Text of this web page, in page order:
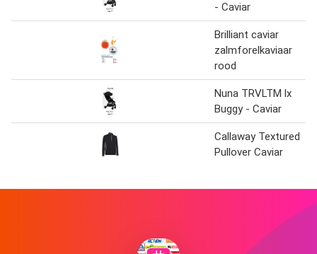
- Caviar
Brilliant caviar
zalmforelkaviaar
rood
Nuna TRVLTM lx
Buggy - Caviar
Callaway Textured
Pullover Caviar